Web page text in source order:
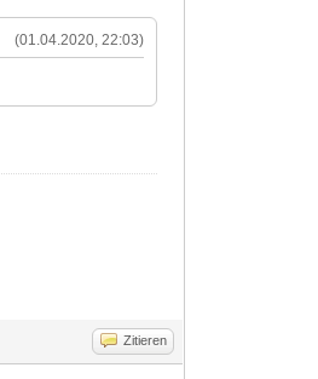
(01.04.2020, 22:03)
Zitieren